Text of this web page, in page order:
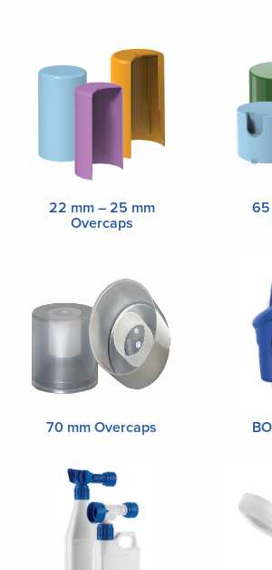
22 mm – 25 mm
Overcaps
65
70 mm Overcaps